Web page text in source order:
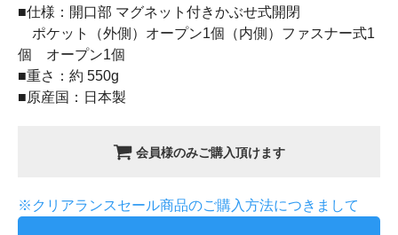
■仕様：開口部 マグネット付きかぶせ式開閉
ポケット（外側）オープン1個（内側）ファスナー式1
個 オープン1個
■重さ：約 550g
■原産国：日本製
会員様のみご購入頂けます
※クリアランスセール商品のご購入方法につきまして